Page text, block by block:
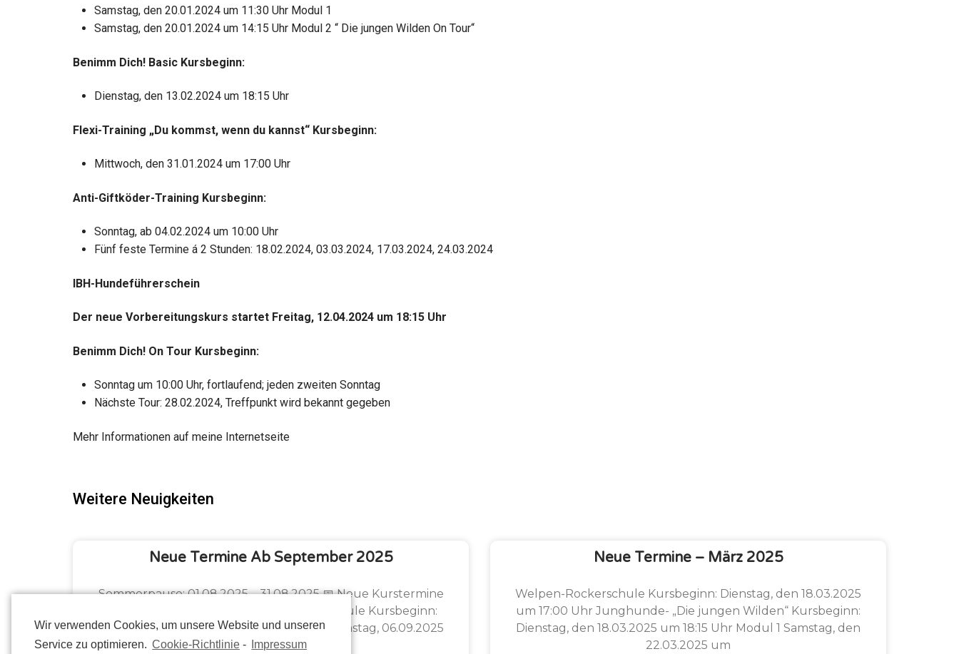
Wir verwenden Cookies, um unsere Website und unseren
Service zu optimieren. Cookie-Richtlinie - Impressum
Samstag, den 20.01.2024 um 11:30 Uhr Modul 1
Samstag, den 20.01.2024 um 14:15 Uhr Modul 2 “ Die jungen Wilden On Tour“
Benimm Dich! Basic Kursbeginn:
Dienstag, den 13.02.2024 um 18:15 Uhr
Flexi-Training „Du kommst, wenn du kannst“ Kursbeginn:
Mittwoch, den 31.01.2024 um 17:00 Uhr
Anti-Giftköder-Training Kursbeginn:
Sonntag, ab 04.02.2024 um 10:00 Uhr
Fünf feste Termine á 2 Stunden: 18.02.2024, 03.03.2024, 17.03.2024, 24.03.2024
IBH-Hundeführerschein
Der neue Vorbereitungskurs startet Freitag, 12.04.2024 um 18:15 Uhr
Benimm Dich! On Tour Kursbeginn:
Sonntag um 10:00 Uhr, fortlaufend; jeden zweiten Sonntag
Nächste Tour: 28.02.2024, Treffpunkt wird bekannt gegeben
Mehr Informationen auf meine Internetseite
Weitere Neuigkeiten
Neue Termine Ab September 2025
Sommerpause: 01.08.2025 – 31.08.2025 📅 Neue Kurstermine
ab September 2025 🐾 Welpen-Rockerschule Kursbeginn:
📍 Dienstag, 02.09.2025 um 17:00 Uhr 📍 Samstag, 06.09.2025
um 10:15 Uhr
Neue Termine – März 2025
Welpen-Rockerschule Kursbeginn: Dienstag, den 18.03.2025
um 17:00 Uhr Junghunde- „Die jungen Wilden“ Kursbeginn:
Dienstag, den 18.03.2025 um 18:15 Uhr Modul 1 Samstag, den
22.03.2025 um